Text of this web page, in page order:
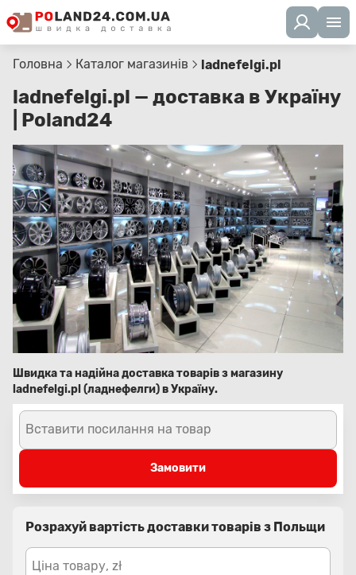
Головна Каталог магазинів ladnefelgi.pl
ladnefelgi.pl — доставка в Україну
| Poland24
Швидка та надійна доставка товарів з магазину
ladnefelgi.pl (ладнефелги) в Україну.
Вставити посилання на товар
Замовити
Розрахуй вартість доставки товарів з Польщи
Ціна товару, zł